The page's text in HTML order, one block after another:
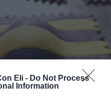
Eli - Do Not Process
Information
uova e